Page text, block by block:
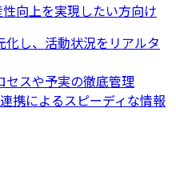
向上を実現したい方向け
し、活動状況をリアルタ
セスや予実の徹底管理
携によるスピーディな情報